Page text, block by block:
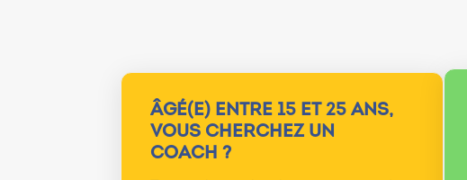
ÂGÉ(E) ENTRE 15 ET 25 ANS,
VOUS CHERCHEZ UN
COACH ?